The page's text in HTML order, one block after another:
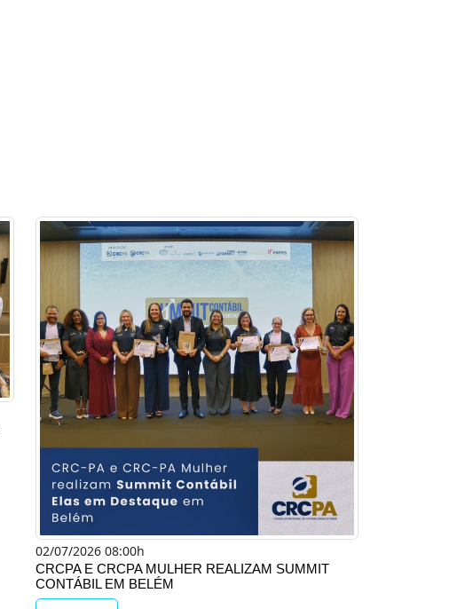
02/07/2026 08:00h
CRCPA E CRCPA MULHER REALIZAM SUMMIT
CONTÁBIL EM BELÉM